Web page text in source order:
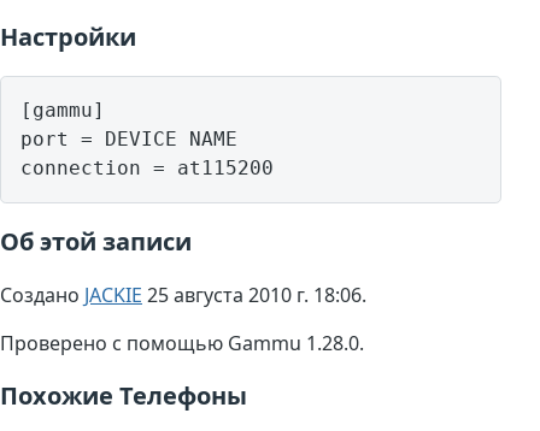
Настройки
[gammu]
port = DEVICE NAME
Об этой записи
Создано JACKIE 25 августа 2010 г. 18:06.
Проверено с помощью Gammu 1.28.0.
Похожие Телефоны